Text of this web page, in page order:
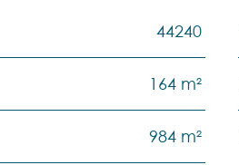
44240
164 m²
984 m²